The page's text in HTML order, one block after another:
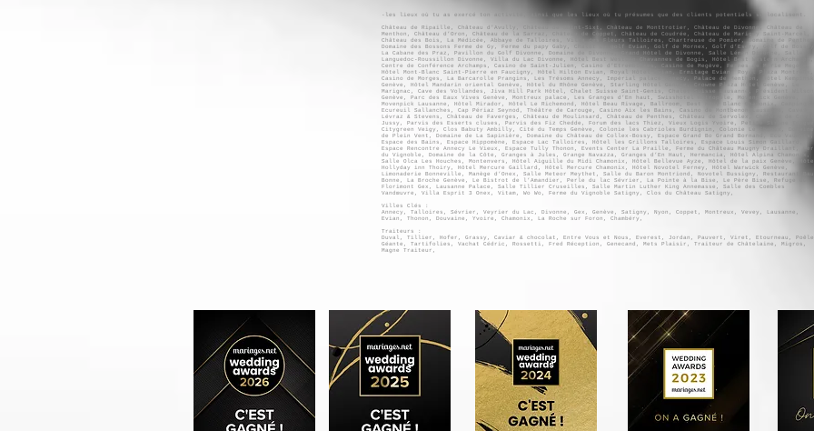
-les lieux où tu as exercé ton activité, ainsi que les lieux où tu présumes que des clients potentiels se localisent.
Château de Ripaille, Château d’Avully, Château de Saint-Sixt, Château de Monttrotier, Château de Divonne, Château de
Menthon, Château d’Oron, Château de la Sarraz, Château de Coppet, Château de Coudrée, Château de Marigny Saint-Marcel,
Château des Bois, La Médicée, Abbaye de Talloires, Villa des Fleurs Talloires, Chartreuse de Pomier, Domaine de
Domaine des Bossons Ferme de Gy, Ferme du papy Gaby, Chalet du golf Evian, Golf de Mornex, Golf d’Esery, Golf de
La Cabane des Praz, Pavillon du Golf Divonne, Domaine de Divonne, Grand Hôtel de Divonne, Salle Léman Divonne, Salle
Languedoc-Roussillon Divonne, Villa du Lac Divonne, Hôtel Best Western Chavannes de Bogis, Hôtel Best Western Archamps,
Centre de Conférence Archamps, Casino de Saint-Julien, Casino d’Etrembières, Casino de Megève, Fermes de Marie Megève,
Hôtel Mont-Blanc Saint-Pierre en Faucigny, Hôtel Hilton Evian, Royal Hôtel Evian, Ermitage Evian, Royal Plaza Montreux,
Casino de Morges, La Barcarolle Prangins, Les Trésoms Annecy, Impérial palace Annecy, Palace de Menthon, Hôtel
Genève, Hôtel Mandarin oriental Genève, Hôtel du Rhône Genève, Starling Hôtel Genève, Crowne Plaza Hôtel Genève, Le
Marignac, Cave des Vollandes, Jiva Hill Park Hôtel, Chalet Suisse Saint-Genis, Chalet Suisse Lausanne, Président Wilson
Genève, Parc des Eaux Vives Genève, Montreux palace, Les Granges d’En haut, Swisshotel Métropole, Movenpick Genève,
Movenpick Lausanne, Hôtel Mirador, Hôtel Le Richemond, Hôtel Beau Rivage, Ballroom, Best Mont Blanc Chamonix, Camping
Ecureuil Sallanches, Cap Périaz Seynod, Théâtre de Carouge, Casino Aix les Bains, Casino de Montbenon Lausanne, Caves
Lévraz & Stevens, Château de Faverges, Château de Moulinsard, Château de Penthes, Château de Servolex, Château de Crest
Jussy, Parvis des Esserts cluses, Parvis des Fiz Chedde, Forum des lacs Thiez, Vieux Logis Yvoire, Petite Sirène
Citygreen Veigy, Clos Babuty Ambilly, Cité du Temps Genève, Colonie les Cabrioles Burdignin, Colonie Le Chenex, Domaine
de Plein Vent, Domaine de La Sapinière, Domaine du Château de Collex-Bossy, Espace Grand Bo Grand Bornand, Ecu Vaudois,
Espace des Bains, Espace Hippomène, Espace Lac Talloires, Hôtel les Grillons Talloires, Espace Louis Simon Gaillard,
Espace Rencontre Annecy Le Vieux, Espace Tully Thonon, Events Center La Praille, Ferme du Château Maugny Draillant,
du Vignoble, Domaine de la Côte, Granges à Jules, Grange Navazza, Granges d’En Haut, Hermancia, Hôtel Alpina Chamonix,
Salle Olca Les Houches, Montenvers, Hôtel Aiguille du Midi Chamonix, Hôtel Bellevue Ayze, Hôtel de la paix Genève,
Hollyday inn Thoiry, Hôtel Mercure Gaillard, Hôtel Mercure Chamonix, Hôtel Novotel Ferney, Hôtel Warwick Genève,
Limonaderie Bonneville, Manège d’Onex, Salle Meteor Meythet, Salle du Baron Montriond, Novotel Bussigny, Restaurant
Bonne, La Broche Genève, Le Bistrot de l’Amandier, Perle du lac Sévrier, La Pointe à la Bise, Le Père Bise, Refuge de
Florimont Gex, Lausanne Palace, Salle Tillier Cruseilles, Salle Martin Luther King Annemasse, Salle des Combles
Vandœuvre, Villa Esprit 3 Onex, Vitam, Wo Wo, Ferme du Vignoble Satigny, Clos du Château Satigny,
Villes Clés :
Annecy, Talloires, Sévrier, Veyrier du Lac, Divonne, Gex, Genève, Satigny, Nyon, Coppet, Montreux, Vevey, Lausanne,
Evian, Thonon, Douvaine, Yvoire, Chamonix, La Roche sur Foron, Chambéry,
Traiteurs :
Duval, Tillier, Hofer, Grassy, Caviar & chocolat, Entre Vous et Nous, Everest, Jordan, Pauvert, Viret, Etourneau, Poêle
Géante, Tartifolies, Vachat Cédric, Rossetti, Fred Réception, Genecand, Mets Plaisir, Traiteur de Châtelaine, Migros,
Magne Traiteur,